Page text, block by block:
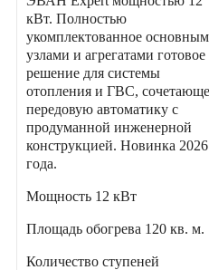
кВт. Полностью
укомплектованное
узлами и агрегатами готовое
решение для системы
отопления и ГВС,
передовую автоматику с
продуманной инженерной
конструкцией. Новинка 2026
года.
Мощность 12 кВт
Площадь обогрева 120 кв. м.
Количество ступеней